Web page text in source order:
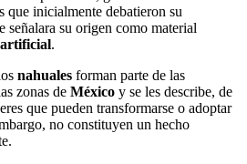
que inicialmente debatieron su
señalara su origen como material
.
nahuales forman parte de las
zonas de México y se les describe, de
que pueden transformarse o adoptar
no constituyen un hecho